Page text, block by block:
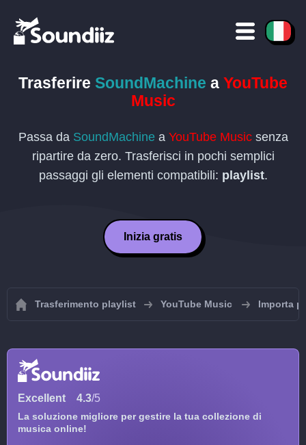
Trasferire SoundMachine a YouTube
Music
Passa da SoundMachine a YouTube Musicsenza
ripartire da zero. Trasferisci in pochi semplici
passaggi gli elementi compatibili: playlist.
Inizia gratis
Trasferimento playlist YouTube Music Importa
Excellent 4.3/5
La soluzione migliore per gestire la tua collezione di
musica online!